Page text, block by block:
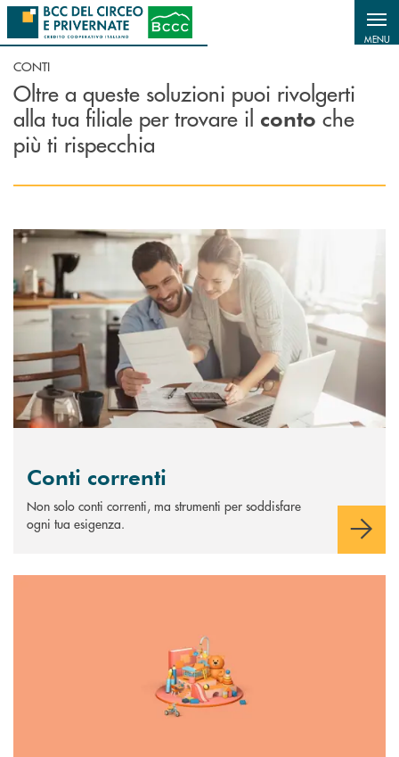
Salta al contenuto principale
MENU
CONTI
Oltre a queste soluzioni puoi rivolgerti
alla tua filiale per trovare il contoche
più ti rispecchia
Scopri di più Conti correnti
Conti correnti
Non solo conti correnti, ma strumenti per soddisfare
ogni tua esigenza.